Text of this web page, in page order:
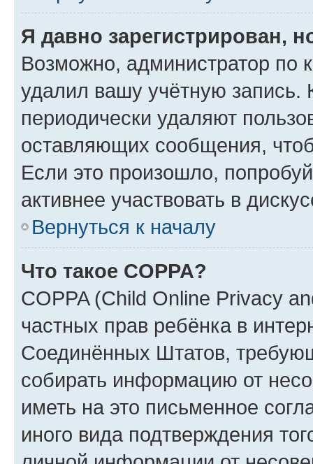
Я давно зарегистрирован,
Возможно, администратор по
удалил вашу учётную запись.
периодически удаляют
оставляющих сообщения,
Если это произошло,
активнее участвовать в
Вернуться к началу
Что такое COPPA?
COPPA (Child Online Privacy
частных прав ребёнка в
Соединённых Штатов,
собирать информацию от
иметь на это письменное
иного вида подтверждения